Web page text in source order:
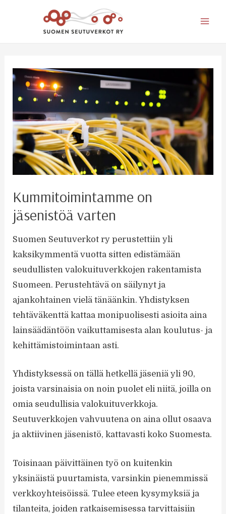
Kummitoimintamme on
jäsenistöä varten
Suomen Seutuverkot ry perustettiin yli
kaksikymmentä vuotta sitten edistämään
seudullisten valokuituverkkojen rakentamista
Suomeen. Perustehtävä on säilynyt ja
ajankohtainen vielä tänäänkin. Yhdistyksen
tehtäväkenttä kattaa monipuolisesti asioita aina
lainsäädäntöön vaikuttamisesta alan koulutus- ja
kehittämistoimintaan asti.
Yhdistyksessä on tällä hetkellä jäseniä yli 90,
joista varsinaisia on noin puolet eli niitä, joilla on
omia seudullisia valokuituverkkoja.
Seutuverkkojen vahvuutena on aina ollut osaava
ja aktiivinen jäsenistö, kattavasti koko Suomesta.
Toisinaan päivittäinen työ on kuitenkin
yksinäistä puurtamista, varsinkin pienemmissä
verkkoyhteisöissä. Tulee eteen kysymyksiä ja
tilanteita, joiden ratkaisemisessa tarvittaisiin